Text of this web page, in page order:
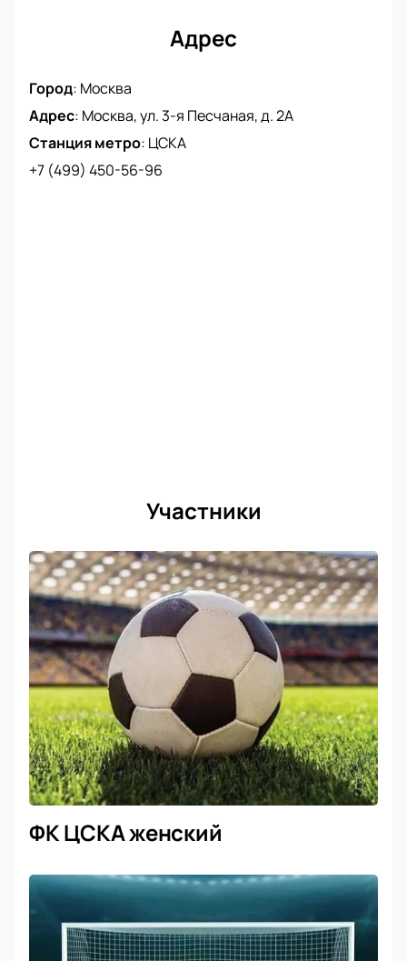
Адрес
Город: Москва
Адрес: Москва, ул. 3-я Песчаная, д. 2А
Станция метро: ЦСКА
+7 (499) 450-56-96
Участники
ФК ЦСКА женский